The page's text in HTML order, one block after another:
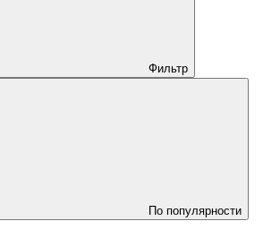
Фильтр
По популярности